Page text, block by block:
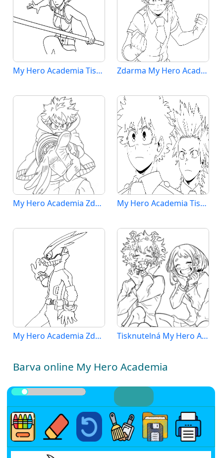
My Hero Academia Tisknutelná pro Děti Zdarma My Hero Academia Vymalovatelné
My Hero Academia Zdarma Vymalovatelné Obrázek My Hero Academia Tisknutelná Zdarma
My Hero Academia Zdarma Tisknutelná Tisknutelná My Hero Academia Obrázek
Barva online My Hero Academia